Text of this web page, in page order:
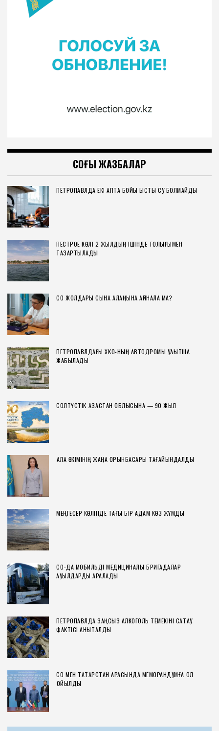
СОҢҒЫ ЖАЗБАЛАР
ПЕТРОПАВЛДА ЕКІ АПТА БОЙЫ ЫСТЫҚ СУ БОЛМАЙДЫ
ПЕСТРОЕ КӨЛІ 2 ЖЫЛДЫҢ ІШІНДЕ ТОЛЫҒЫМЕН
ТАЗАРТЫЛАДЫ
СҚО ЖОЛДАРЫ СЫНАҚ АЛАҢЫНА АЙНАЛА МА?
ПЕТРОПАВЛДАҒЫ ХҚКО-НЫҢ АВТОДРОМЫ УАҚЫТША
ЖАБЫЛАДЫ
СОЛТҮСТІК ҚАЗАҚСТАН ОБЛЫСЫНА — 90 ЖЫЛ
ҚАЛА ӘКІМІНІҢ ЖАҢА ОРЫНБАСАРЫ ТАҒАЙЫНДАЛДЫ
МЕҢГЕСЕР КӨЛІНДЕ ТАҒЫ БІР АДАМ КӨЗ ЖҰМДЫ
СҚО-ДА МОБИЛЬДІ МЕДИЦИНАЛЫҚ БРИГАДАЛАР
АУЫЛДАРДЫ АРАЛАДЫ
ПЕТРОПАВЛДА ЗАҢСЫЗ АЛКОГОЛЬ ТЕМЕКІНІ САҚТАУ
ФАКТІСІ АНЫҚТАЛДЫ
СҚО МЕН ТАТАРСТАН АРАСЫНДА МЕМОРАНДУМҒА ҚОЛ
ҚОЙЫЛДЫ